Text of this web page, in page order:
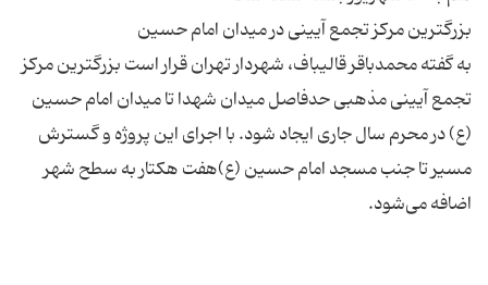
به گفته محمدباقر قالیباف، شهردار تهران قرار است بزرگترین مرکز
تجمع آیینی مذهبی حدفاصل میدان شهدا تا میدان امام حسین
(ع) در محرم سال جاری ایجاد شود. با اجرای این پروژه و گسترش
مسیر تا جنب مسجد امام حسین (ع)هفت هکتار به سطح شهر